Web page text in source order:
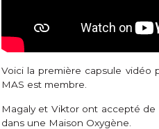
Voici la première capsule vidéo
MAS est membre.
Magaly et Viktor ont accepté
dans une Maison Oxygène.